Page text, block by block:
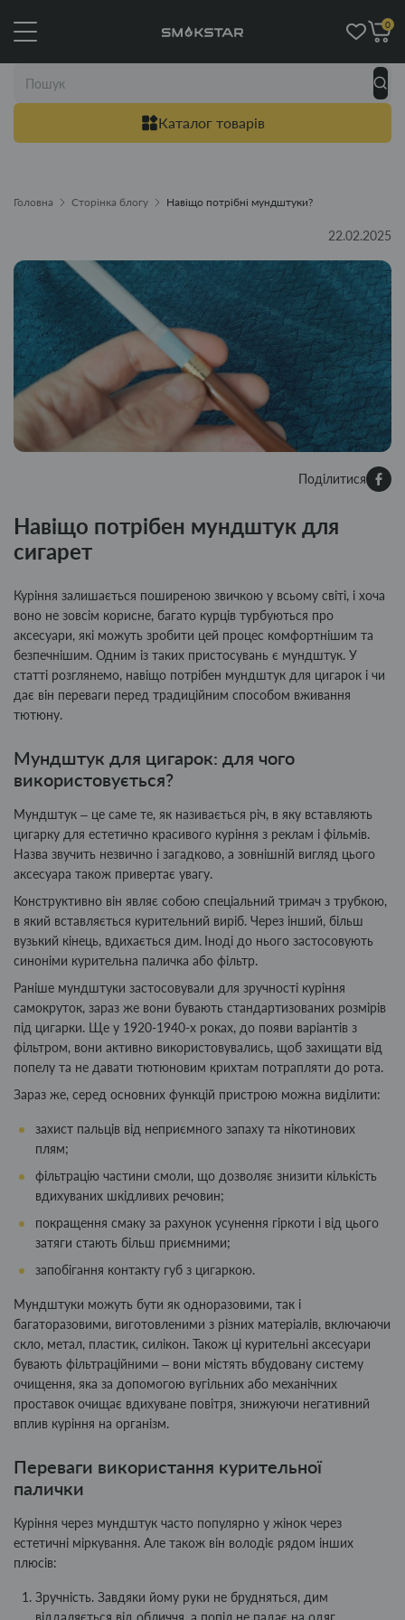
Каталог товарів
0
Головна Сторінка блогу Навіщо потрібні мундштуки?
22.02.2025
Поділитися
Навіщо потрібен мундштук для
сигарет
Куріння залишається поширеною звичкою у всьому світі, і хоча
воно не зовсім корисне, багато курців турбуються про
аксесуари, які можуть зробити цей процес комфортнішим та
безпечнішим. Одним із таких пристосувань є мундштук. У
статті розглянемо, навіщо потрібен мундштук для цигарок і чи
дає він переваги перед традиційним способом вживання
тютюну.
Мундштук для цигарок: для чого
використовується?
Мундштук – це саме те, як називається річ, в яку вставляють
цигарку для естетично красивого куріння з реклам і фільмів.
Назва звучить незвично і загадково, а зовнішній вигляд цього
аксесуара також привертає увагу.
Конструктивно він являє собою спеціальний тримач з трубкою,
в який вставляється курительний виріб. Через інший, більш
вузький кінець, вдихається дим. Іноді до нього застосовують
синоніми курительна паличка або фільтр.
Раніше мундштуки застосовували для зручності куріння
самокруток, зараз же вони бувають стандартизованих розмірів
під цигарки. Ще у 1920-1940-х роках, до появи варіантів з
фільтром, вони активно використовувались, щоб захищати від
попелу та не давати тютюновим крихтам потрапляти до рота.
Зараз же, серед основних функцій пристрою можна виділити:
захист пальців від неприємного запаху та нікотинових
плям;
фільтрацію частини смоли, що дозволяє знизити кількість
вдихуваних шкідливих речовин;
покращення смаку за рахунок усунення гіркоти і від цього
затяги стають більш приємними;
запобігання контакту губ з цигаркою.
Мундштуки можуть бути як одноразовими, так і
багаторазовими, виготовленими з різних матеріалів, включаючи
скло, метал, пластик, силікон. Також ці курительні аксесуари
бувають фільтраційними – вони містять вбудовану систему
очищення, яка за допомогою вугільних або механічних
проставок очищає вдихуване повітря, знижуючи негативний
вплив куріння на організм.
Переваги використання курительної
палички
Куріння через мундштук часто популярно у жінок через
естетичні міркування. Але також він володіє рядом інших
плюсів:
Зручність. Завдяки йому руки не брудняться, дим